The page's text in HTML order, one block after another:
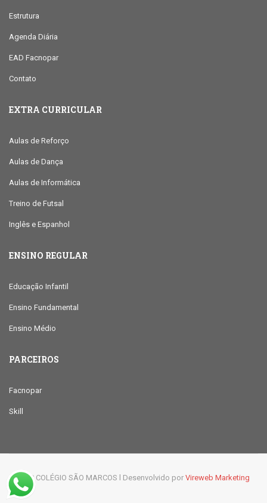
Estrutura
Agenda Diária
EAD Facnopar
Contato
EXTRA CURRICULAR
Aulas de Reforço
Aulas de Dança
Aulas de Informática
Treino de Futsal
Inglês e Espanhol
ENSINO REGULAR
Educação Infantil
Ensino Fundamental
Ensino Médio
PARCEIROS
Facnopar
Skill
© 2019 COLÉGIO SÃO MARCOS l Desenvolvido por Vireweb Marketing